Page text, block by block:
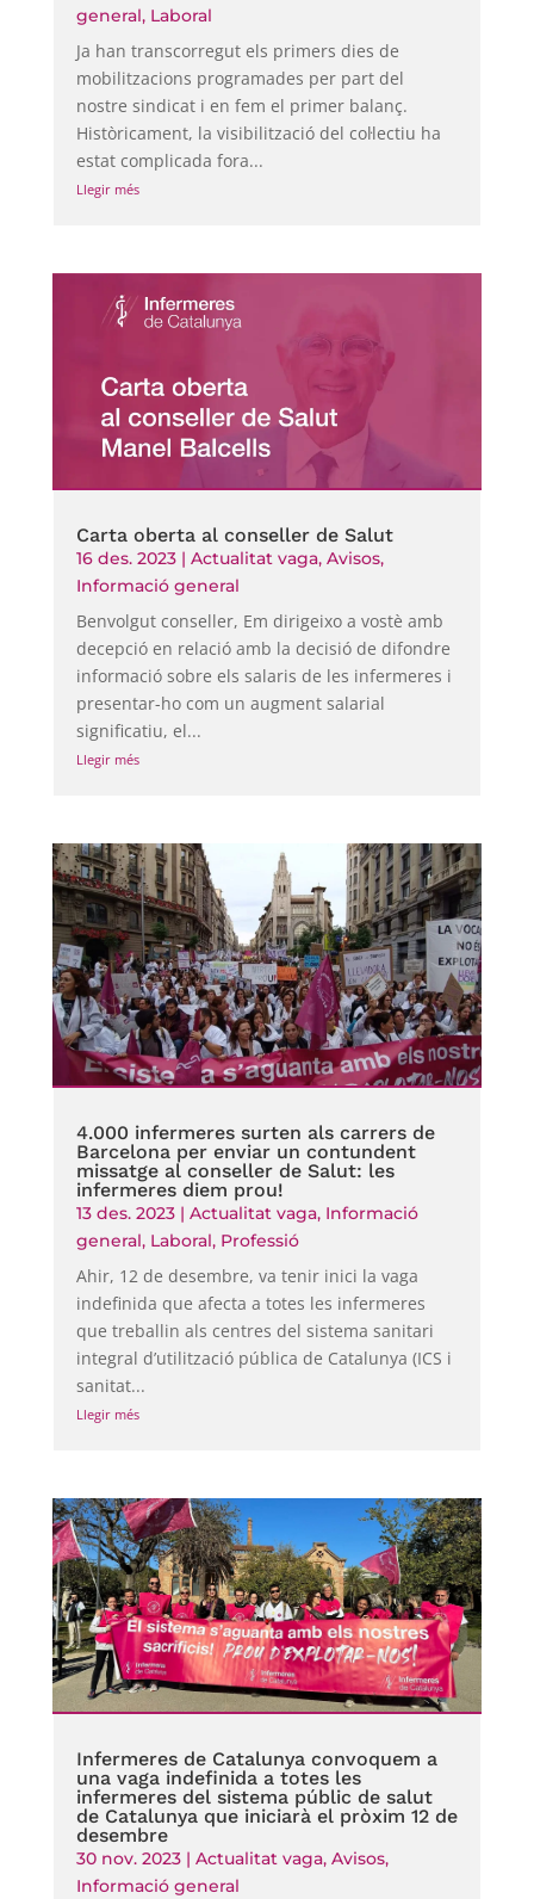
general, Laboral
Ja han transcorregut els primers dies de
mobilitzacions programades per part del
nostre sindicat i en fem el primer balanç.
Històricament, la visibilització del col·lectiu ha
estat complicada fora...
Llegir més
Carta oberta al conseller de Salut
16 des. 2023| Actualitat vaga, Avisos,
Informació general
Benvolgut conseller, Em dirigeixo a vostè amb
decepció en relació amb la decisió de difondre
informació sobre els salaris de les infermeres i
presentar-ho com un augment salarial
significatiu, el...
Llegir més
4.000 infermeres surten als carrers de
Barcelona per enviar un contundent
missatge al conseller de Salut: les
infermeres diem prou!
13 des. 2023| Actualitat vaga, Informació
general, Laboral, Professió
Ahir, 12 de desembre, va tenir inici la vaga
indefinida que afecta a totes les infermeres
que treballin als centres del sistema sanitari
integral d’utilització pública de Catalunya (ICS i
sanitat...
Llegir més
Infermeres de Catalunya convoquem a
una vaga indefinida a totes les
infermeres del sistema públic de salut
de Catalunya que iniciarà el pròxim 12 de
desembre
30 nov. 2023| Actualitat vaga, Avisos,
Informació general